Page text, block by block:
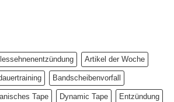
Parameter
Studienergebnisse
unter
der
Artikel der Woche
Bandscheibenvorfall
Tape Dynamic Tape Entzündung